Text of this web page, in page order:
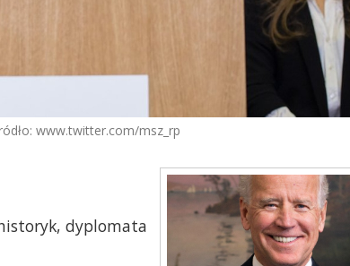
www.twitter.com/msz_rp
dyplomata